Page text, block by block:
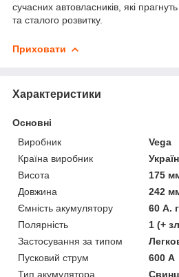
сучасних автовласників, які
та сталого розвитку.
Приховати
Характеристики
Основні
Виробник
Vega
Країна виробник
Висота
175
Довжина
242
Ємність акумулятору
60 А. г
Полярність
1 (+
Застосування за типом
Пусковий струм
600 А
Тип акумулятора